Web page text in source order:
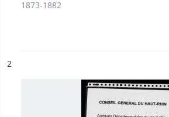
1873-1882
n°
2